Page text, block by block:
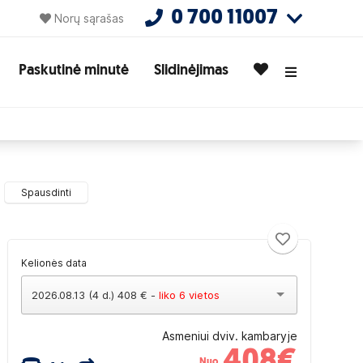
Norų sąrašas 0 700 11007
Paskutinė minutė Slidinėjimas
Spausdinti
Kelionės data
2026.08.13 (4 d.) 408 € - liko 6 vietos
Asmeniui dviv. kambaryje